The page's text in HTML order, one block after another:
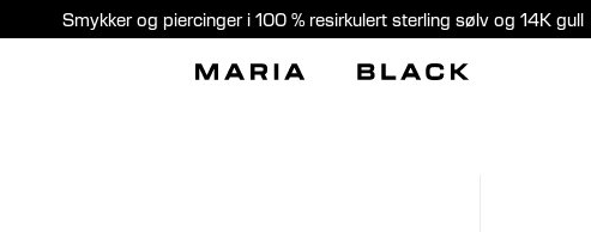
Smykker og piercinger i 100 % resirkulert sterling sølv og 14K gull